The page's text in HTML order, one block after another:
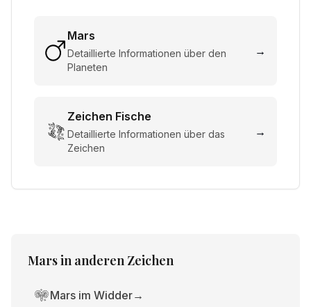
Mars
Detaillierte Informationen über den
Planeten
→
Zeichen Fische
Detaillierte Informationen über das
Zeichen
→
Marsin anderen Zeichen
Mars im Widder→